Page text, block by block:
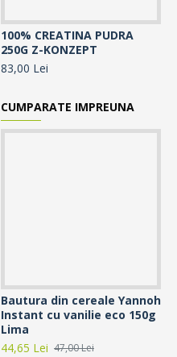
100% CREATINA PUDRA
250G Z-KONZEPT
83,00 Lei
CUMPARATE IMPREUNA
Bautura din cereale Yannoh
Instant cu vanilie eco 150g
Lima
44,65 Lei 47,00 Lei